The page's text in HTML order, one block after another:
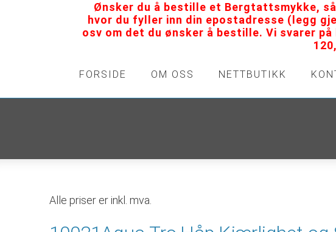
Ønsker du å bestille et Bergtattsmykke,
hvor du fyller inn din epostadresse (legg
osv om det du ønsker å bestille. Vi svarer
FORSIDE OM OSS NETTBUTIKK
Alle priser er inkl. mva.